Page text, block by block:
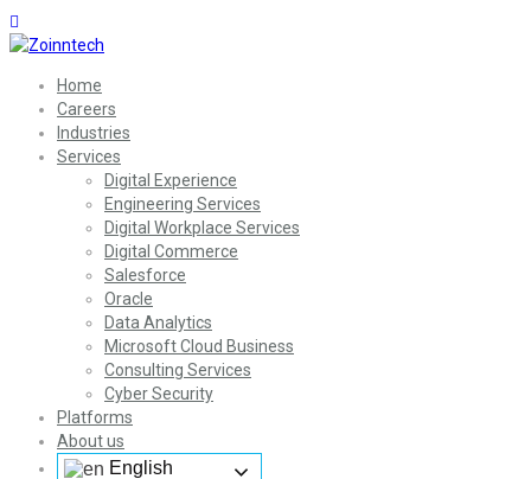
Home
Careers
Industries
Services
Digital Experience
Engineering Services
Digital Workplace Services
Digital Commerce
Salesforce
Oracle
Data Analytics
Microsoft Cloud Business
Consulting Services
Cyber Security
Platforms
About us
English